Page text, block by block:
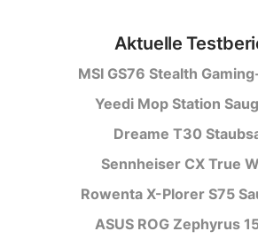
Aktuelle
MSI GS76 Stealth
Yeedi Mop Station
Dreame T30
Sennheiser CX True
Rowenta X-Plorer S75
ASUS ROG Zephyrus